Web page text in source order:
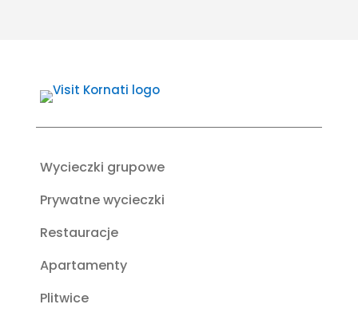
Wycieczki grupowe
Prywatne wycieczki
Restauracje
Apartamenty
Plitwice